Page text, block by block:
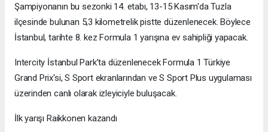
Şampiyonanın bu sezonki 14. etabı, 13-15 Kasım'da Tuzla
ilçesinde bulunan 5,3 kilometrelik pistte düzenlenecek. Böylece
İstanbul, tarihte 8. kez Formula 1 yarışına ev sahipliği yapacak.
Intercity İstanbul Park’ta düzenlenecek Formula 1 Türkiye
Grand Prix'si, S Sport ekranlarından ve S Sport Plus uygulaması
üzerinden canlı olarak izleyiciyle buluşacak.
İlk yarışı Raikkonen kazandı